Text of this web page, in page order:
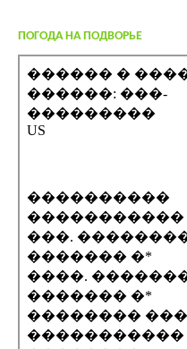
ПОГОДА НА ПОДВОРЬЕ